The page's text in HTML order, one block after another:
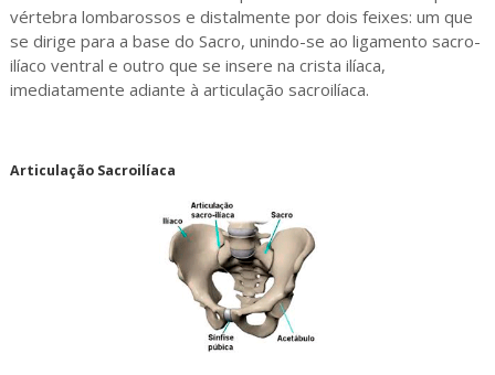
vértebra lombarossos e distalmente por dois feixes: um que
se dirige para a base do Sacro, unindo-se ao ligamento sacro-
ilíaco ventral e outro que se insere na crista ilíaca,
imediatamente adiante à articulação sacroilíaca.
Articulação Sacroilíaca